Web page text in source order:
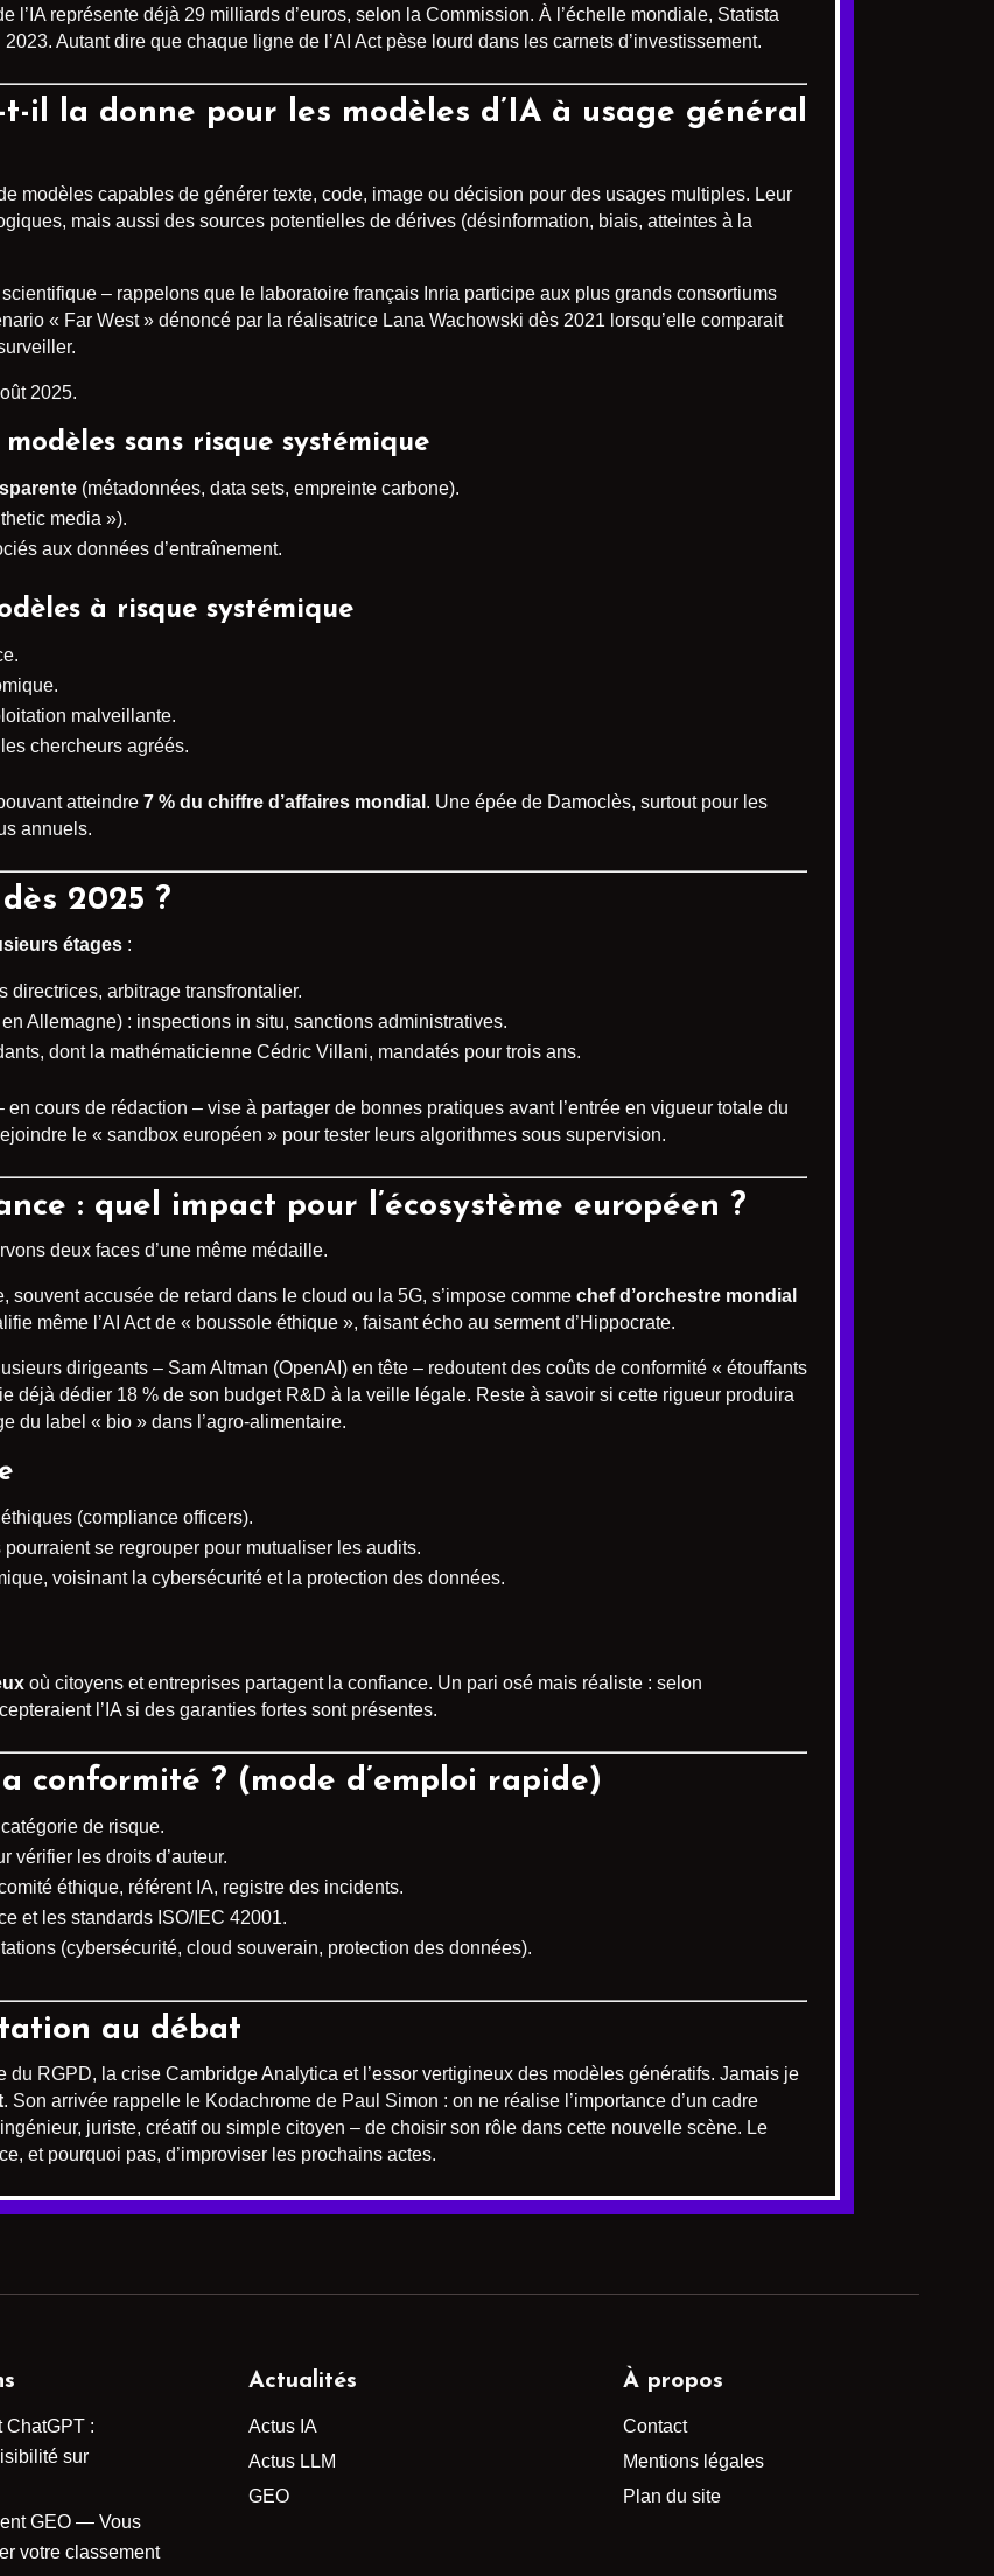
l’IA représente déjà 29 milliards d’euros, selon la Commission. À l’échelle mondiale, Statista
Autant dire que chaque ligne de l’AI Act pèse lourd dans les carnets d’investissement.
t-il la donne pour les modèles d’IA à usage général
de modèles capables de générer texte, code, image ou décision pour des usages multiples. Leur
mais aussi des sources potentielles de dérives (désinformation, biais, atteintes à la
scientifique – rappelons que le laboratoire français Inria participe aux plus grands consortiums
« Far West » dénoncé par la réalisatrice Lana Wachowski dès 2021 lorsqu’elle comparait
2025.
sans risque systémique
(métadonnées, data sets, empreinte carbone).
media »).
aux données d’entraînement.
à risque systémique
malveillante.
chercheurs agréés.
atteindre 7 % du chiffre d’affaires mondial . Une épée de Damoclès, surtout pour les
annuels.
2025 ?
étages :
directrices, arbitrage transfrontalier.
Allemagne) : inspections in situ, sanctions administratives.
dont la mathématicienne Cédric Villani, mandatés pour trois ans.
en cours de rédaction – vise à partager de bonnes pratiques avant l’entrée en vigueur totale du
le « sandbox européen » pour tester leurs algorithmes sous supervision.
: quel impact pour l’écosystème européen ?
deux faces d’une même médaille.
souvent accusée de retard dans le cloud ou la 5G, s’impose comme chef d’orchestre mondial
même l’AI Act de « boussole éthique », faisant écho au serment d’Hippocrate.
dirigeants – Sam Altman (OpenAI) en tête – redoutent des coûts de conformité « étouffants
déjà dédier 18 % de son budget R&D à la veille légale. Reste à savoir si cette rigueur produira
du label « bio » dans l’agro-alimentaire.
(compliance officers).
se regrouper pour mutualiser les audits.
voisinant la cybersécurité et la protection des données.
où citoyens et entreprises partagent la confiance. Un pari osé mais réaliste : selon
l’IA si des garanties fortes sont présentes.
conformité ? (mode d’emploi rapide)
de risque.
vérifier les droits d’auteur.
éthique, référent IA, registre des incidents.
et les standards ISO/IEC 42001.
(cybersécurité, cloud souverain, protection des données).
au débat
du RGPD, la crise Cambridge Analytica et l’essor vertigineux des modèles génératifs. Jamais je
. Son arrivée rappelle le Kodachrome de Paul Simon : on ne réalise l’importance d’un cadre
juriste, créatif ou simple citoyen – de choisir son rôle dans cette nouvelle scène. Le
et pourquoi pas, d’improviser les prochains actes.
ChatGPT :
sur
GEO — Vous
votre classement
Actualités
Actus IA
Actus LLM
GEO
À propos
Contact
Mentions légales
Plan du site